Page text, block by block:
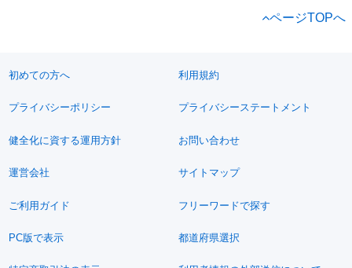
ページTOPへ
初めての方へ 利用規約
プライバシーポリシー プライバシーステートメント
健全化に資する運用方針 お問い合わせ
運営会社 サイトマップ
ご利用ガイド フリーワードで探す
PC版で表示 都道府県選択